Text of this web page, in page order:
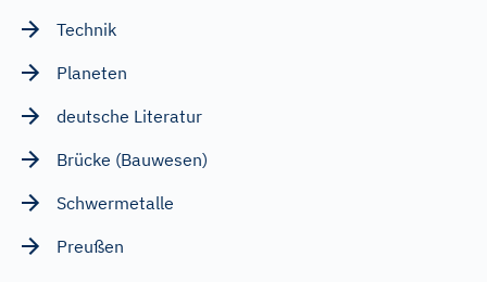
Technik
Planeten
deutsche Literatur
Brücke (Bauwesen)
Schwermetalle
Preußen